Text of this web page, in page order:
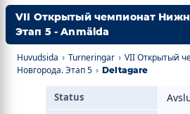
VII Открытый чемпионат
Этап 5 - Anmälda
Huvudsida › Turneringar › VII Открытый
Новгорода. Этап 5 › Deltagare
Status